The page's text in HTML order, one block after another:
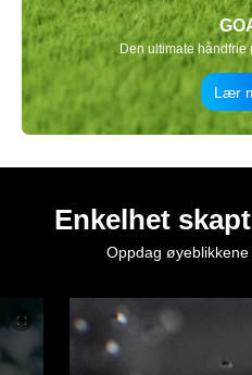
Den ultimate
Lær
Enkelhet
Oppdag